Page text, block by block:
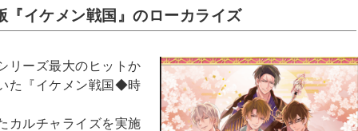
イケメン戦国』のローカライズ
リーズ最大のヒットか
た『イケメン戦国◆時
カルチャライズを実施